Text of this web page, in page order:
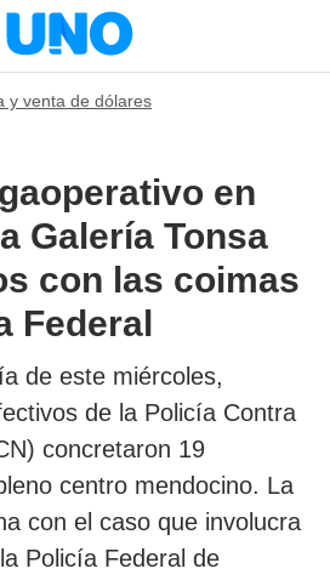
y venta de dólares
en
Galería Tonsa
con las coimas
Federal
de este miércoles,
de la Policía Contra
concretaron 19
centro mendocino. La
con el caso que involucra
Policía Federal de